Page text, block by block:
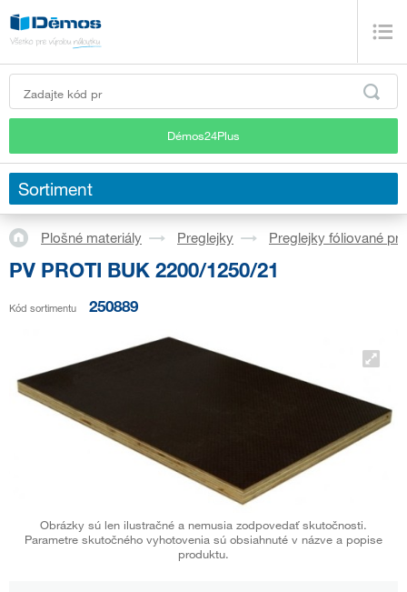
Démos24Plus
Sortiment
Plošné materiály Preglejky Preglejky fóliované
PV PROTI BUK 2200/1250/21
Kód sortimentu 250889
Obrázky sú len ilustračné a nemusia zodpovedať skutočnosti.
Parametre skutočného vyhotovenia sú obsiahnuté v názve a popise
produktu.